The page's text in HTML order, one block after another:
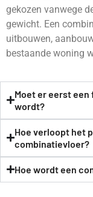
gekozen vanwege
gewicht. Een
uitbouwen,
bestaande woning
Moet er eerst
wordt?
Hoe verloopt het
combinatievloer?
Hoe wordt een